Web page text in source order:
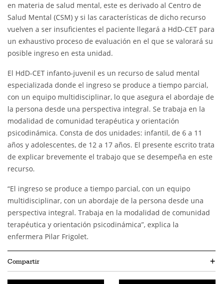
en materia de salud mental, este es derivado al Centro de
Salud Mental (CSM) y si las características de dicho recurso
vuelven a ser insuficientes el paciente llegará a HdD-CET para
un exhaustivo proceso de evaluación en el que se valorará su
posible ingreso en esta unidad.
El HdD-CET infanto-juvenil es un recurso de salud mental
especializada donde el ingreso se produce a tiempo parcial,
con un equipo multidisciplinar, lo que asegura el abordaje de
la persona desde una perspectiva integral. Se trabaja en la
modalidad de comunidad terapéutica y orientación
psicodinámica. Consta de dos unidades: infantil, de 6 a 11
años y adolescentes, de 12 a 17 años. El presente escrito trata
de explicar brevemente el trabajo que se desempeña en este
recurso.
“El ingreso se produce a tiempo parcial, con un equipo
multidisciplinar, con un abordaje de la persona desde una
perspectiva integral. Trabaja en la modalidad de comunidad
terapéutica y orientación psicodinámica”, explica la
enfermera Pilar Frigolet.
Compartir +